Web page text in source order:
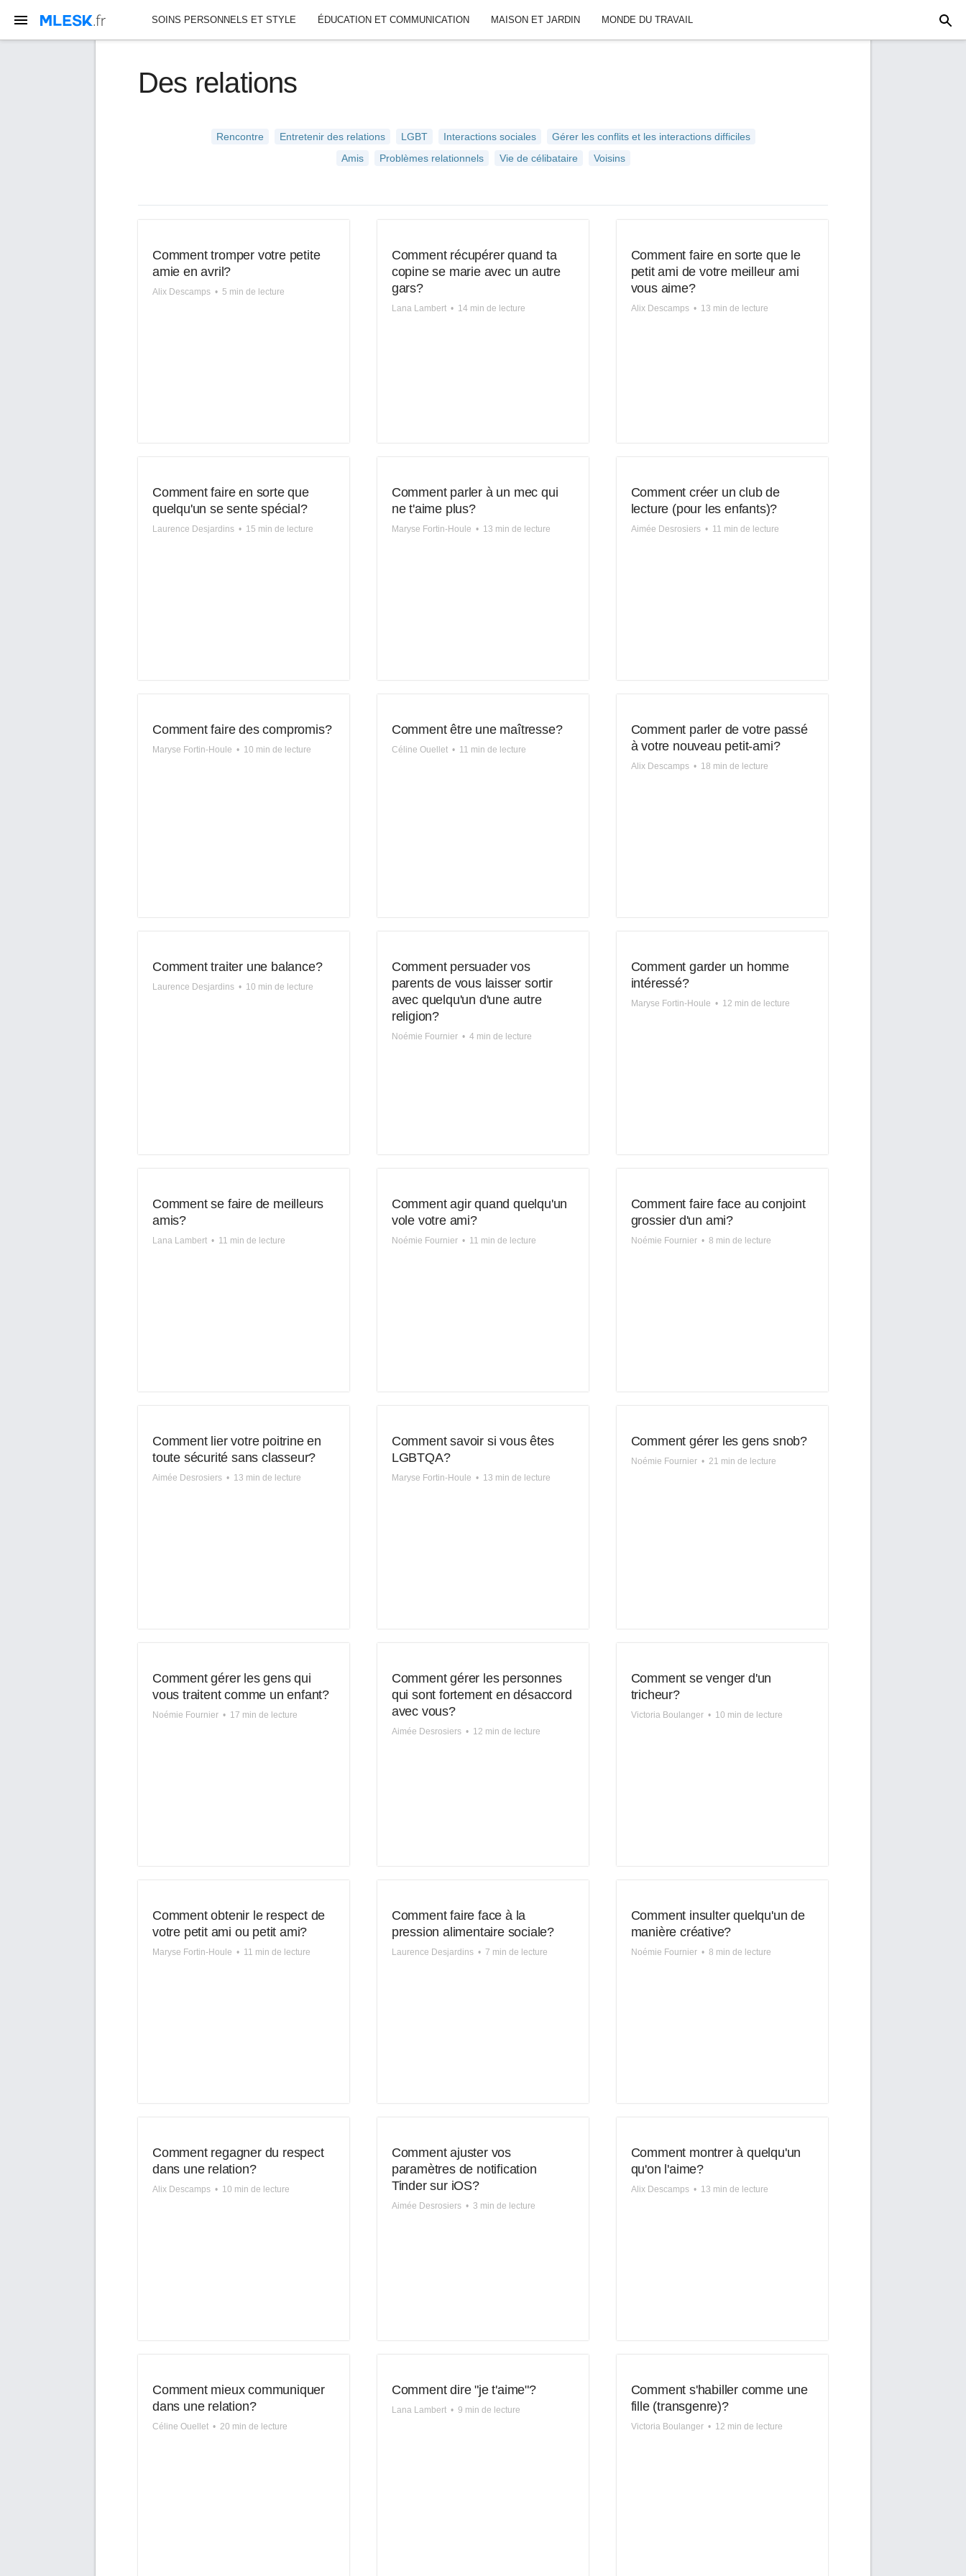
SOINS PERSONNELS ET STYLE ÉDUCATION ET COMMUNICATION MAISON ET JARDIN MONDE DU TRAVAIL
Des relations
Rencontre Entretenir des relations LGBT Interactions sociales
Gérer les conflits et les interactions difficiles
Amis
Problèmes relationnels Vie de célibataire Voisins
Comment tromper votre petite
amie en avril?
Alix Descamps • 5 min de lecture
Comment récupérer quand ta
copine se marie avec un autre
gars?
Lana Lambert • 14 min de lecture
Comment faire en sorte que le
petit ami de votre meilleur ami
vous aime?
Alix Descamps • 13 min de lecture
Comment faire en sorte que
quelqu'un se sente spécial?
Laurence Desjardins • 15 min de lecture
Comment parler à un mec qui
ne t'aime plus?
Maryse Fortin-Houle • 13 min de lecture
Comment créer un club de
lecture (pour les enfants)?
Aimée Desrosiers • 11 min de lecture
Comment faire des compromis?
Maryse Fortin-Houle • 10 min de lecture
Comment être une maîtresse?
Céline Ouellet • 11 min de lecture
Comment parler de votre passé
à votre nouveau petit-ami?
Alix Descamps • 18 min de lecture
Comment traiter une balance?
Laurence Desjardins • 10 min de lecture
Comment persuader vos
parents de vous laisser sortir
avec quelqu'un d'une autre
religion?
Noémie Fournier • 4 min de lecture
Comment garder un homme
intéressé?
Maryse Fortin-Houle • 12 min de lecture
Comment se faire de meilleurs
amis?
Lana Lambert • 11 min de lecture
Comment agir quand quelqu'un
vole votre ami?
Noémie Fournier • 11 min de lecture
Comment faire face au conjoint
grossier d'un ami?
Noémie Fournier • 8 min de lecture
Comment lier votre poitrine en
toute sécurité sans classeur?
Aimée Desrosiers • 13 min de lecture
Comment savoir si vous êtes
LGBTQA?
Maryse Fortin-Houle • 13 min de lecture
Comment gérer les gens snob?
Noémie Fournier • 21 min de lecture
Comment gérer les gens qui
vous traitent comme un enfant?
Noémie Fournier • 17 min de lecture
Comment gérer les personnes
qui sont fortement en désaccord
avec vous?
Aimée Desrosiers • 12 min de lecture
Comment se venger d'un
tricheur?
Victoria Boulanger • 10 min de lecture
Comment obtenir le respect de
votre petit ami ou petit ami?
Maryse Fortin-Houle • 11 min de lecture
Comment faire face à la
pression alimentaire sociale?
Laurence Desjardins • 7 min de lecture
Comment insulter quelqu'un de
manière créative?
Noémie Fournier • 8 min de lecture
Comment regagner du respect
dans une relation?
Alix Descamps • 10 min de lecture
Comment ajuster vos
paramètres de notification
Tinder sur iOS?
Aimée Desrosiers • 3 min de lecture
Comment montrer à quelqu'un
qu'on l'aime?
Alix Descamps • 13 min de lecture
Comment mieux communiquer
dans une relation?
Céline Ouellet • 20 min de lecture
Comment dire "je t'aime"?
Lana Lambert • 9 min de lecture
Comment s'habiller comme une
fille (transgenre)?
Victoria Boulanger • 12 min de lecture